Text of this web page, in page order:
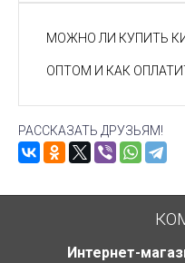
МОЖНО ЛИ КУПИТЬ
ОПТОМ И КАК
РАССКАЗАТЬ ДРУЗЬЯМ!
Интернет-